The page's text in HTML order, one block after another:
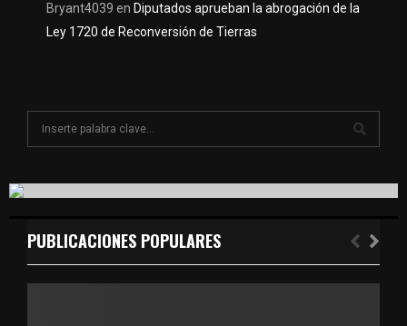
Bryant4039 en Diputados aprueban la abrogación de la
Ley 1720 de Reconversión de Tierras
c
f
E
A
PUBLICACIONES POPULARES